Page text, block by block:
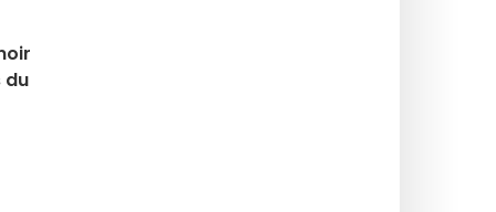
du